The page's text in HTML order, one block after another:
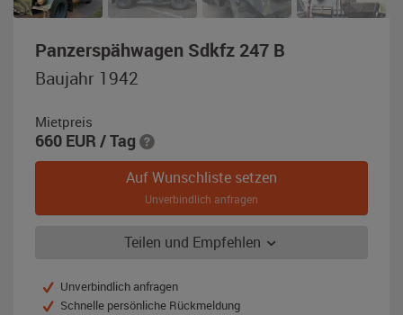
Panzerspähwagen Sdkfz 247 B
Baujahr 1942
Mietpreis
660 EUR / Tag
Auf Wunschliste setzen
Unverbindlich anfragen
Teilen und Empfehlen
Unverbindlich anfragen
Schnelle persönliche Rückmeldung